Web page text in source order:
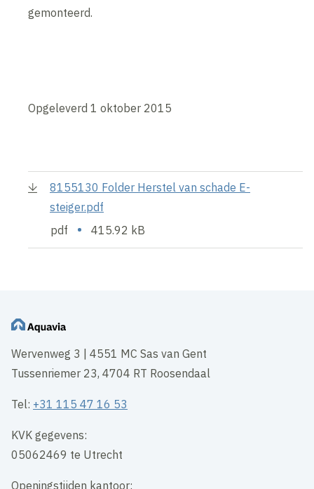
gemonteerd.
Opgeleverd 1 oktober 2015
8155130 Folder Herstel van schade E-
steiger.pdf
pdf
• 415.92 kB
Wervenweg 3 | 4551 MC Sas van Gent
Tussenriemer 23, 4704 RT Roosendaal
Tel: +31 115 47 16 53
KVK gegevens:
05062469 te Utrecht
Openingstijden kantoor: